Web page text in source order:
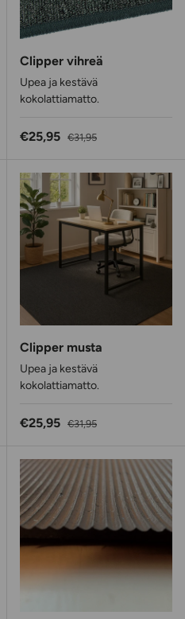
Clipper vihreä
Upea ja kestävä
kokolattiamatto.
Alennushinta
€25,95 Normaalihinta
€31,95
Clipper musta
Upea ja kestävä
kokolattiamatto.
Alennushinta
€25,95 Normaalihinta
€31,95